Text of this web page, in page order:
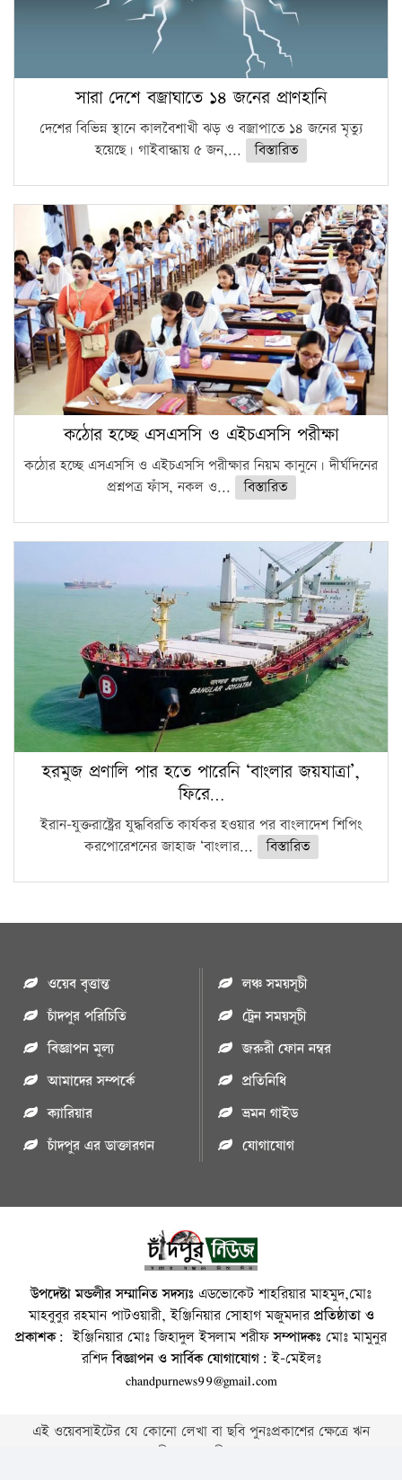
সারা দেশে বজ্রাঘাতে ১৪ জনের প্রাণহানি
দেশের বিভিন্ন স্থানে কালবৈশাখী ঝড় ও বজ্রাপাতে ১৪ জনের মৃত্যু
হয়েছে। গাইবান্ধায় ৫ জন,...
বিস্তারিত
কঠোর হচ্ছে এসএসসি ও এইচএসসি পরীক্ষা
কঠোর হচ্ছে এসএসসি ও এইচএসসি পরীক্ষার নিয়ম কানুনে। দীর্ঘদিনের
প্রশ্নপত্র ফাঁস, নকল ও...
বিস্তারিত
হরমুজ প্রণালি পার হতে পারেনি ‘বাংলার জয়যাত্রা’,
ফিরে…
ইরান-যুক্তরাষ্ট্রের যুদ্ধবিরতি কার্যকর হওয়ার পর বাংলাদেশ শিপিং
করপোরেশনের জাহাজ ‘বাংলার...
বিস্তারিত
ওয়েব বৃত্তান্ত
চাঁদপুর পরিচিতি
বিজ্ঞাপন মুল্য
আমাদের সম্পর্কে
ক্যারিয়ার
চাঁদপুর এর ডাক্তারগন
লঞ্চ সময়সূচী
ট্রেন সময়সূচী
জরুরী ফোন নম্বর
প্রতিনিধি
ভ্রমন গাইড
যোগাযোগ
উপদেষ্টা মন্ডলীর সম্মানিত সদস্যঃ এডভোকেট শাহরিয়ার মাহমুদ,মোঃ
মাহবুবুর রহমান পাটওয়ারী, ইঞ্জিনিয়ার সোহাগ মজুমদারপ্রতিষ্ঠাতা ও
প্রকাশক: ইঞ্জিনিয়ার মোঃ জিহাদুল ইসলাম শরীফসম্পাদকঃ মোঃ মামুনুর
রশিদবিজ্ঞাপন ও সার্বিক যোগাযোগ: ই-মেইলঃ
chandpurnews99@gmail.com
এই ওয়েবসাইটের যে কোনো লেখা বা ছবি পুনঃপ্রকাশের ক্ষেত্রে ঋন
স্বীকার বাঞ্চনীয় ।